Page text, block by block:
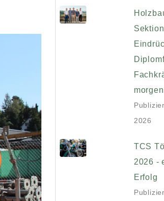
morgen
2026
TCS
2026 -
Erfolg